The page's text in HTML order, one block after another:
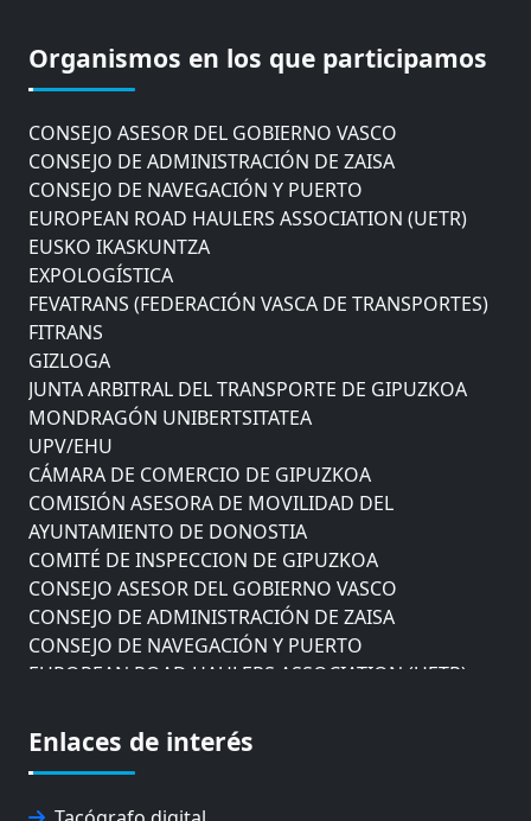
Organismos en los que participamos
AYUNTAMIENTO DE DONOSTIA
COMITÉ DE INSPECCION DE GIPUZKOA
CONSEJO ASESOR DEL GOBIERNO VASCO
CONSEJO DE ADMINISTRACIÓN DE ZAISA
CONSEJO DE NAVEGACIÓN Y PUERTO
EUROPEAN ROAD HAULERS ASSOCIATION (UETR)
EUSKO IKASKUNTZA
EXPOLOGÍSTICA
FEVATRANS (FEDERACIÓN VASCA DE TRANSPORTES)
FITRANS
GIZLOGA
JUNTA ARBITRAL DEL TRANSPORTE DE GIPUZKOA
MONDRAGÓN UNIBERTSITATEA
UPV/EHU
CÁMARA DE COMERCIO DE GIPUZKOA
COMISIÓN ASESORA DE MOVILIDAD DEL
AYUNTAMIENTO DE DONOSTIA
COMITÉ DE INSPECCION DE GIPUZKOA
CONSEJO ASESOR DEL GOBIERNO VASCO
CONSEJO DE ADMINISTRACIÓN DE ZAISA
CONSEJO DE NAVEGACIÓN Y PUERTO
EUROPEAN ROAD HAULERS ASSOCIATION (UETR)
FEVATRANS (FEDERACIÓN VASCA DE TRANSPORTES)
FITRANS
GIZLOGA
Enlaces de interés